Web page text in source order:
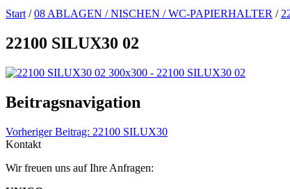
Start /08 ABLAGEN / NISCHEN / WC-PAPIERHALTER /
22100 SILUX30 02
Beitragsnavigation
Vorheriger Beitrag: 22100 SILUX30
Kontakt
Wir freuen uns auf Ihre Anfragen: